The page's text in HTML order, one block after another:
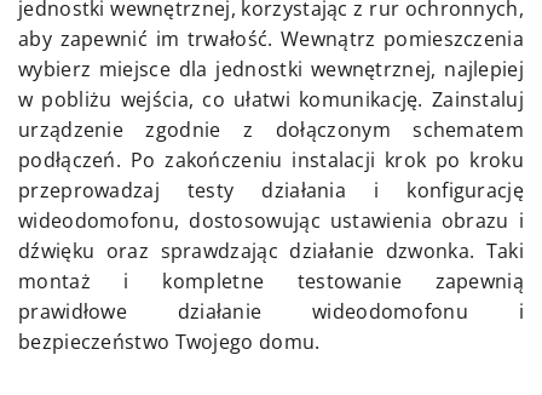
jednostki wewnętrznej, korzystając z rur ochronnych,
aby zapewnić im trwałość. Wewnątrz pomieszczenia
wybierz miejsce dla jednostki wewnętrznej, najlepiej
w pobliżu wejścia, co ułatwi komunikację. Zainstaluj
urządzenie zgodnie z dołączonym schematem
podłączeń. Po zakończeniu instalacji krok po kroku
przeprowadzaj testy działania i konfigurację
wideodomofonu, dostosowując ustawienia obrazu i
dźwięku oraz sprawdzając działanie dzwonka. Taki
montaż i kompletne testowanie zapewnią
prawidłowe działanie wideodomofonu i
bezpieczeństwo Twojego domu.